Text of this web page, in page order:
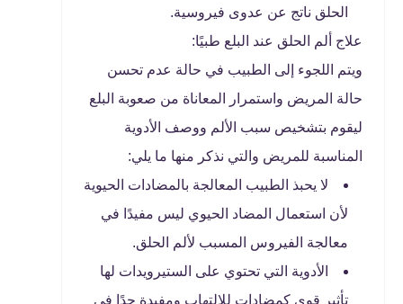
الحلق ناتج عن عدوى فيروسية.
علاج ألم الحلق عند البلع طبيًا:
ويتم اللجوء إلى الطبيب في حالة عدم تحسن
حالة المريض واستمرار المعاناة من صعوبة البلع
ليقوم بتشخيص سبب الألم ووصف الأدوية
المناسبة للمريض والتي نذكر منها ما يلي:
لا يحبذ الطبيب المعالجة بالمضادات الحيوية
لأن استعمال المضاد الحيوي ليس مفيدًا في
معالجة الفيروس المسبب لألم الحلق.
الأدوية التي تحتوي على الستيرويدات لها
تأثير قوي كمضادات للالتهاب ومفيدة جدًا في